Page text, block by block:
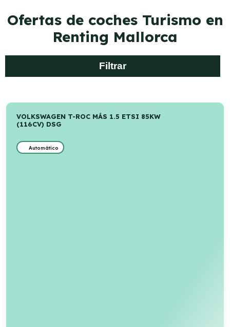
Ofertas de coches Turismo en
Renting Mallorca
Filtrar
VOLKSWAGEN T-ROC MÁS 1.5 ETSI 85KW
(116CV) DSG
Automático